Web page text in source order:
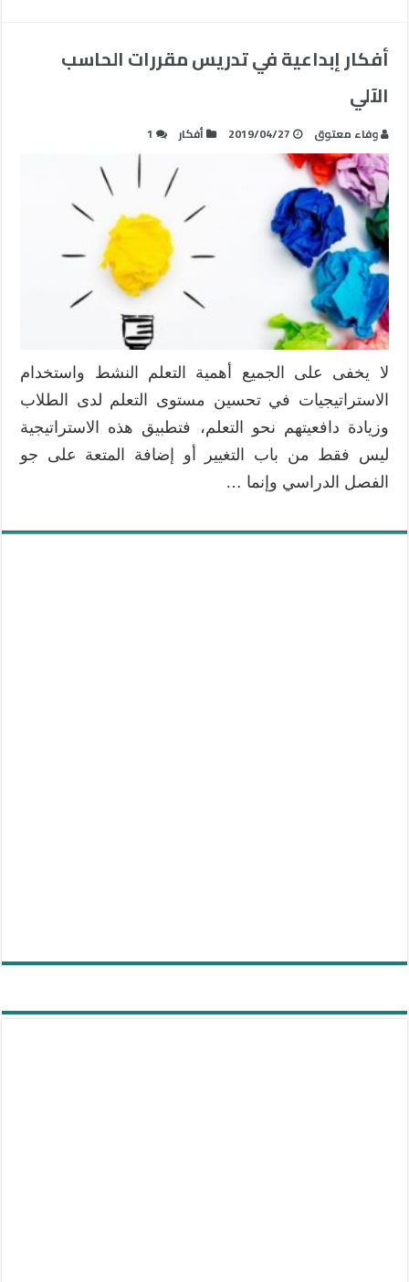
أفكار إبداعية في تدريس مقررات الحاسب
الآلي
وفاء معتوق 2019/04/27 أفكار 1
لا يخفى على الجميع أهمية التعلم النشط واستخدام
الاستراتيجيات في تحسين مستوى التعلم لدى الطلاب
وزيادة دافعيتهم نحو التعلم، فتطبيق هذه الاستراتيجية
ليس فقط من باب التغيير أو إضافة المتعة على جو
الفصل الدراسي وإنما …